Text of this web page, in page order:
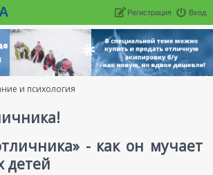
Вход
Регистрация
и психология
- как он мучает
детей